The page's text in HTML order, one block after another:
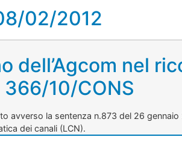
02/2012
dell’Agcom nel
366/10/CONS
avverso la sentenza n.873 del 26
dei canali (LCN).